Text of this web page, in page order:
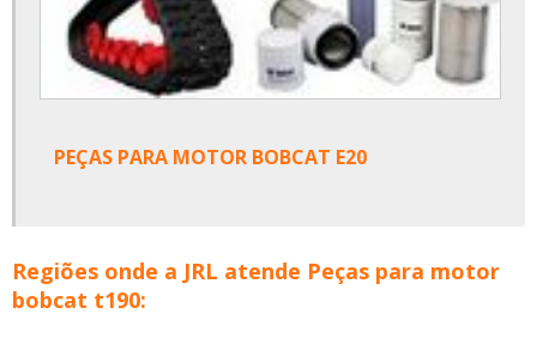
PEÇAS PARA MOTOR BOBCAT E20
Regiões onde a JRL atende Peças para motor
bobcat t190: